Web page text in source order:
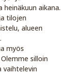
aikana.
tilojen
alueen
myös
silloin
vaihtelevin